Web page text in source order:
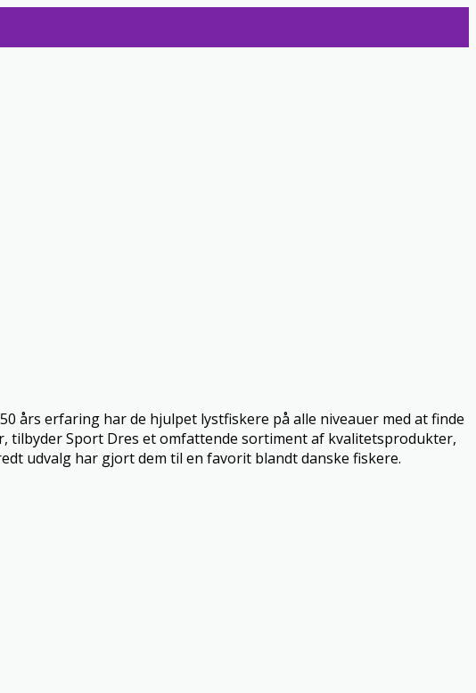
års erfaring har de hjulpet lystfiskere på alle niveauer med at finde
tilbyder Sport Dres et omfattende sortiment af kvalitetsprodukter,
udvalg har gjort dem til en favorit blandt danske fiskere.